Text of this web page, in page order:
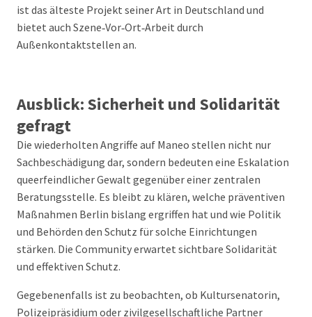
ist das älteste Projekt seiner Art in Deutschland und
bietet auch Szene‑Vor‑Ort‑Arbeit durch
Außenkontaktstellen an.
Ausblick: Sicherheit und Solidarität
gefragt
Die wiederholten Angriffe auf Maneo stellen nicht nur
Sachbeschädigung dar, sondern bedeuten eine Eskalation
queerfeindlicher Gewalt gegenüber einer zentralen
Beratungsstelle. Es bleibt zu klären, welche präventiven
Maßnahmen Berlin bislang ergriffen hat und wie Politik
und Behörden den Schutz für solche Einrichtungen
stärken. Die Community erwartet sichtbare Solidarität
und effektiven Schutz.
Gegebenenfalls ist zu beobachten, ob Kultursenatorin,
Polizeipräsidium oder zivilgesellschaftliche Partner